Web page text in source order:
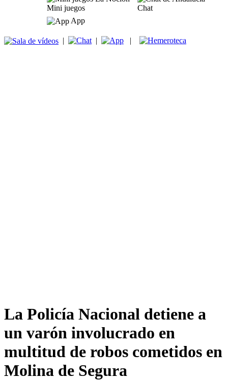
Mini juegos
Chat
App
| | |
La Policía Nacional detiene a
un varón involucrado en
multitud de robos cometidos en
Molina de Segura